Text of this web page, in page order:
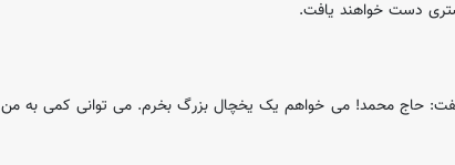
دست خواهند یافت.
حاج محمد! می خواهم یک یخچال بزرگ بخرم. می توانی کمی به من